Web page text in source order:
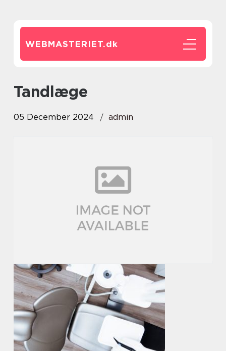
WEBMASTERIET.dk
tandlæge
05 December 2024 admin